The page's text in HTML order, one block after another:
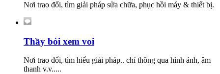
Nơi trao đổi, tìm giải pháp sửa chữa, phục hồi máy & thiết bị.
Thầy bói xem voi
Nơi trao đổi, tìm hiểu giải pháp.. chỉ thông qua hình ảnh, âm
thanh v.v.....